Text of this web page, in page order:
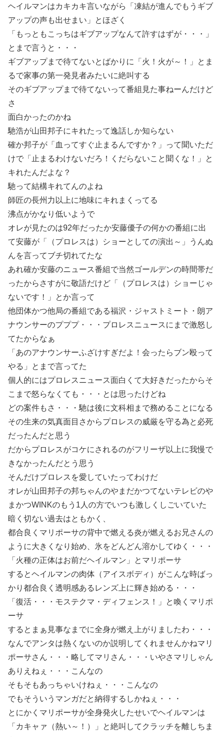
ヘイルマンはカキカキ言いながら「凍結が進んでもうギブ
アップの声も出せまい」とほざく
「もっともこっちはギブアップなんて許すはずが・・・」
とまで言うと・・・
ギブアップまで待てないとばかりに「火！火が～！」とま
るで家事の第一発見者みたいに絶叫する
そのギブアップまで待てないって番組見た事ねーんだけど
さ
面白かったのかね
馳浩が山田邦子にキれたって逸話しか知らない
確か邦子が「血ってすぐ止まるんですか？」って聞いただ
けで「止まるわけないだろ！くだらないこと聞くな！」と
キれたんだよな？
馳って結構キれてんのよね
師匠の長州力以上に地味にキれまくってる
沸点がかなり低いようで
オレが見たのは92年だったか安藤優子の何かの番組に出
て安藤が「（プロレスは）ショーとしての演出～」うんぬ
んを言ってブチ切れてたな
あれ確か安藤のニュース番組で当然ゴールデンの時間帯だ
ったからさすがに敬語だけど「（プロレスは）ショーじゃ
ないです！」とか言って
他団体かつ他局の番組である福沢・ジャストミート・朗ア
ナウンサーのプププ・・・プロレスニュースにまで激怒し
てたからなぁ
「あのアナウンサーふざけすぎだよ！会ったらブン殴って
やる」とまで言ってた
個人的にはプロレスニュース面白くて大好きだったからそ
こまで怒らなくても・・・とは思ったけどね
どの案件もさ・・・馳は後に文科相まで務めることになる
その生来の気真面目さからプロレスの威厳を守る為と必死
だったんだと思う
だからプロレスがコケにされるのがフリーザ以上に我慢で
きなかったんだとう思う
そんだけプロレスを愛していたってわけだ
オレが山田邦子の邦ちゃんのやまだかつてないテレビのや
まかつWINKのもう1人の方でいつも激しくしごいていた
暗く切ない過去はともかく、
都合良くマリポーサの背中で燃える炎が燃えるお兄さんの
ように大きくなり始め、氷をどんどん溶かしてゆく・・・
「火種の正体はお前だヘイルマン」とマリポーサ
するとヘイルマンの肉体（アイスボディ）がこんな時ばっ
かり都合良く透明感あるレンズ上に輝き始める・・・
「復活・・・モステクマ・ディフェンス！」と喚くマリポ
ーサ
するとまぁ見事なまでに全身が燃え上がりましたわ・・・
なんでアンタは熱くないのか説明してくれませんかねマリ
ポーサさん・・・略してマリさん・・・いやさマリしゃん
ありえねぇ・・・こんなの
そもそもあっちゃいけねぇ・・・こんなの
でもそういうマンガだと納得するしかねぇ・・・
とにかくマリポーサが全身発火したせいでヘイルマンは
「カキャァ（熱い～！）」と絶叫してクラッチを離しちま